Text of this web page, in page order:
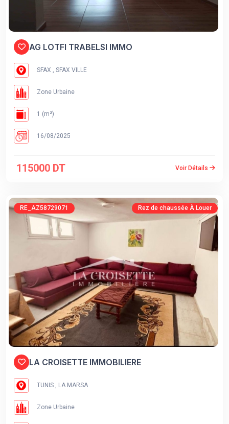
AG LOTFI TRABELSI IMMO
SFAX , SFAX VILLE
Zone Urbaine
1 (m²)
16/08/2025
115000 DT Voir Détails
RE_AZ58729071 Rez de chaussée À Louer
LA CROISETTE IMMOBILIERE
TUNIS , LA MARSA
Zone Urbaine